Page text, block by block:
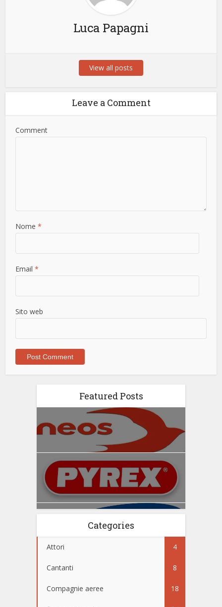
Luca Papagni
View all posts
Leave a Comment
Comment
Nome*
Email*
Sito web
Featured Posts
Categories
Attori 4
Cantanti 8
Compagnie aeree 18